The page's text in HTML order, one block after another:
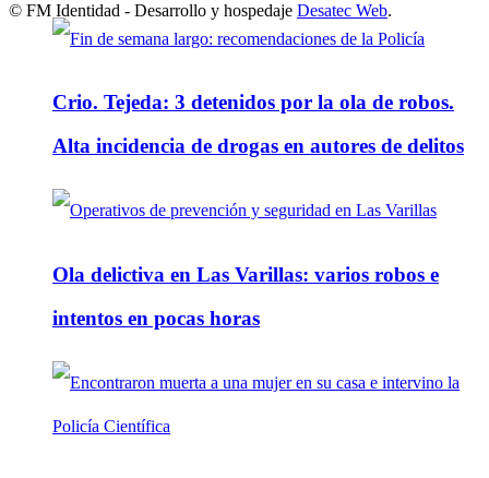
Crio. Tejeda: 3 detenidos por la ola de robos.
Alta incidencia de drogas en autores de delitos
Ola delictiva en Las Varillas: varios robos e
intentos en pocas horas
© FM Identidad - Desarrollo y hospedaje Desatec Web.